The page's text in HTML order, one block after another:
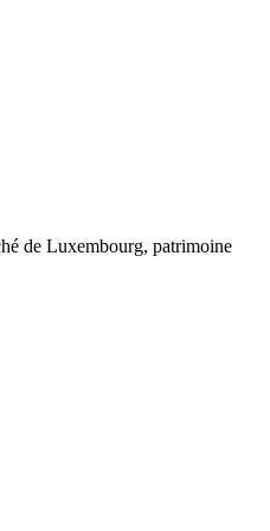
de Luxembourg, patrimoine